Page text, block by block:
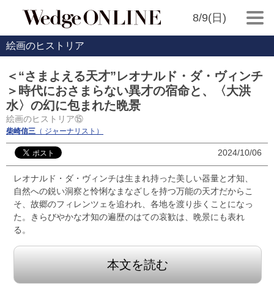
8/9(日)
絵画のヒストリア
＜“さまよえる天才”レオナルド・ダ・ヴィンチ
＞時代におさまらない異才の宿命と、〈大洪
水〉の幻に包まれた晩景
絵画のヒストリア⑮
柴崎信三 （ ジャーナリスト）
2024/10/06
レオナルド・ダ・ヴィンチは生まれ持った美しい器量と才知、
自然への鋭い洞察と怜悧なまなざしを持つ万能の天才だからこ
そ、故郷のフィレンツェを追われ、各地を渡り歩くことになっ
た。きらびやかな才知の遍歴のはての哀歓は、晩景にも表れ
る。
本文を読む